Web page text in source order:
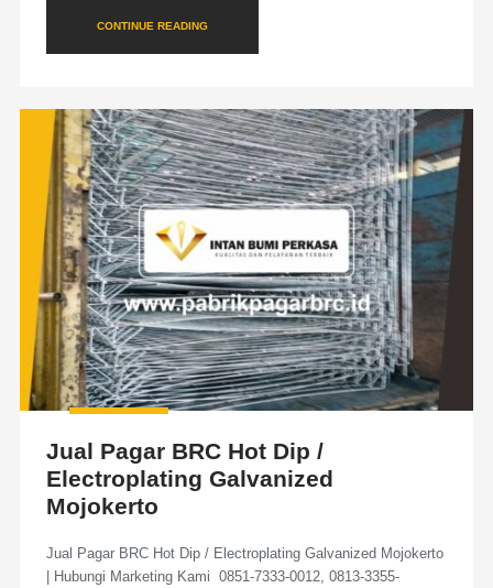
CONTINUE READING
Jual Pagar BRC Hot Dip /
Electroplating Galvanized
Mojokerto
Jual Pagar BRC Hot Dip / Electroplating Galvanized Mojokerto
| Hubungi Marketing Kami 0851-7333-0012, 0813-3355-